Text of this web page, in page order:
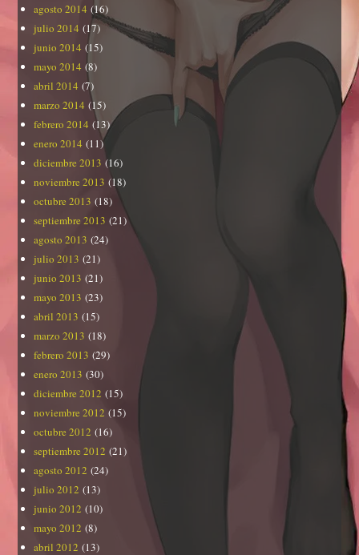
agosto 2014 (16)
julio 2014 (17)
junio 2014 (15)
mayo 2014 (8)
abril 2014 (7)
marzo 2014 (15)
febrero 2014 (13)
enero 2014 (11)
diciembre 2013 (16)
noviembre 2013 (18)
octubre 2013 (18)
septiembre 2013 (21)
agosto 2013 (24)
julio 2013 (21)
junio 2013 (21)
mayo 2013 (23)
abril 2013 (15)
marzo 2013 (18)
febrero 2013 (29)
enero 2013 (30)
diciembre 2012 (15)
noviembre 2012 (15)
octubre 2012 (16)
septiembre 2012 (21)
agosto 2012 (24)
julio 2012 (13)
junio 2012 (10)
mayo 2012 (8)
abril 2012 (13)